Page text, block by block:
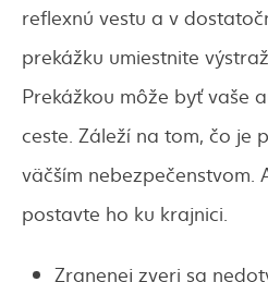
reflexnú vestu a v
prekážku umiestnite
Prekážkou môže byť vaše
ceste. Záleží na tom, čo je
väčším nebezpečenstvom.
postavte ho ku krajnici.
Zranenej zveri sa